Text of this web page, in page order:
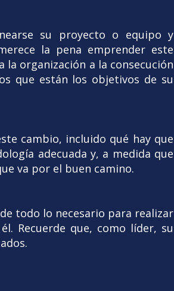
su proyecto o equipo y
la pena emprender este
organización a la consecución
que están los objetivos de su
cambio, incluido qué hay que
adecuada y, a medida que
va por el buen camino.
todo lo necesario para realizar
Recuerde que, como líder, su